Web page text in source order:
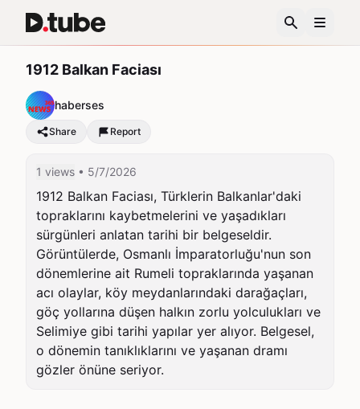
1912 Balkan Faciası
haberses
Share Report
1 views • 5/7/2026
1912 Balkan Faciası, Türklerin Balkanlar'daki
topraklarını kaybetmelerini ve yaşadıkları
sürgünleri anlatan tarihi bir belgeseldir.
Görüntülerde, Osmanlı İmparatorluğu'nun son
dönemlerine ait Rumeli topraklarında yaşanan
acı olaylar, köy meydanlarındaki darağaçları,
göç yollarına düşen halkın zorlu yolculukları ve
Selimiye gibi tarihi yapılar yer alıyor. Belgesel,
o dönemin tanıklıklarını ve yaşanan dramı
gözler önüne seriyor.